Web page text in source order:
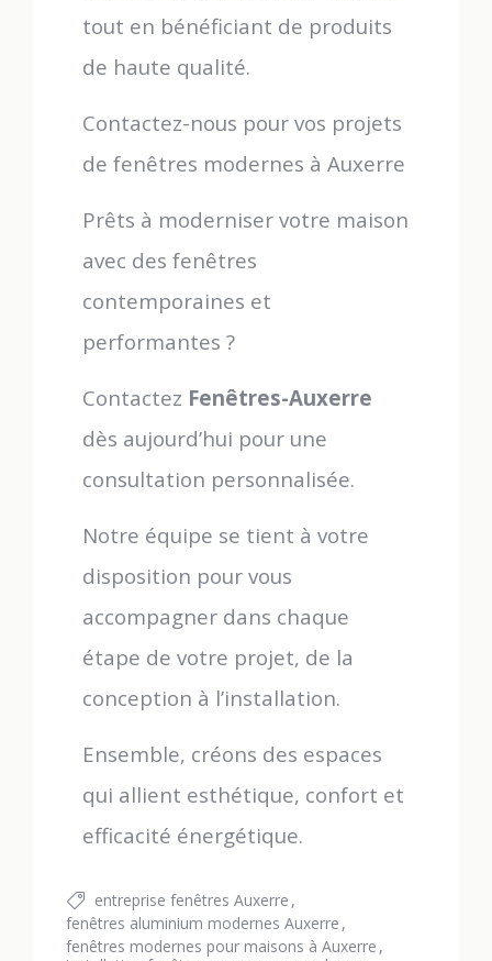
tout en bénéficiant de produits
de haute qualité.
Contactez-nous pour vos projets
de fenêtres modernes à Auxerre
Prêts à moderniser votre maison
avec des fenêtres
contemporaines et
performantes ?
Contactez Fenêtres-Auxerre
dès aujourd’hui pour une
consultation personnalisée.
Notre équipe se tient à votre
disposition pour vous
accompagner dans chaque
étape de votre projet, de la
conception à l’installation.
Ensemble, créons des espaces
qui allient esthétique, confort et
efficacité énergétique.
entreprise fenêtres Auxerre
fenêtres aluminium modernes Auxerre
fenêtres modernes pour maisons à Auxerre